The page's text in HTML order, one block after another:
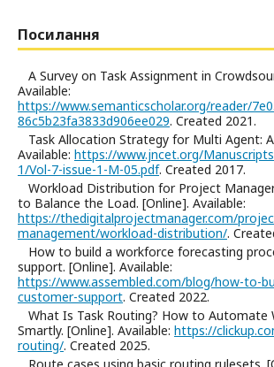
Посилання
A Survey on Task Assignment in
Available:
https://www.semanticscholar.org/reader/
86c5b23fa3833d906ee029. Created 2021.
Task Allocation Strategy for Multi Agent:
Available: https://www.jncet.org/
1/Vol-7-issue-1-M-05.pdf. Created 2017.
Workload Distribution for Project
to Balance the Load. [Online]. Available:
https://thedigitalprojectmanager.com/
management/workload-distribution/.
How to build a workforce forecasting
support. [Online]. Available:
https://www.assembled.com/blog/how-to-
customer-support. Created 2022.
What Is Task Routing? How to Automate
Smartly. [Online]. Available: https://
routing/. Created 2025.